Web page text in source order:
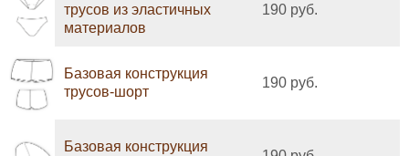
трусов из эластичных
материалов
190 руб.
Базовая конструкция
трусов-шорт
190 руб.
Базовая конструкция